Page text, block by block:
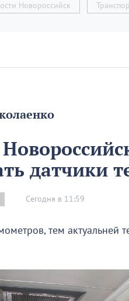
Новороссийск
датчики
Сегодня в 11:59
тем актуальней